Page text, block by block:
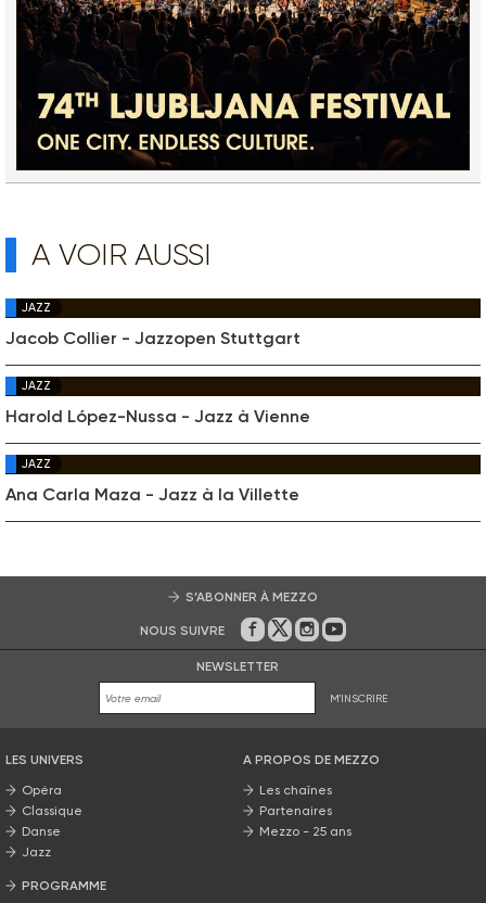
A VOIR AUSSI
JAZZ
Jacob Collier - Jazzopen Stuttgart
JAZZ
Harold López-Nussa - Jazz à Vienne
JAZZ
Ana Carla Maza - Jazz à la Villette
S’ABONNER À MEZZO
NOUS SUIVRE Sur Facebook
Sur Twitter
Sur Instagram
Sur Youtube
NEWSLETTER
M'INSCRIRE
LES UNIVERS
Opéra
Classique
Danse
Jazz
PROGRAMME
A PROPOS DE MEZZO
Les chaînes
Partenaires
Mezzo - 25 ans